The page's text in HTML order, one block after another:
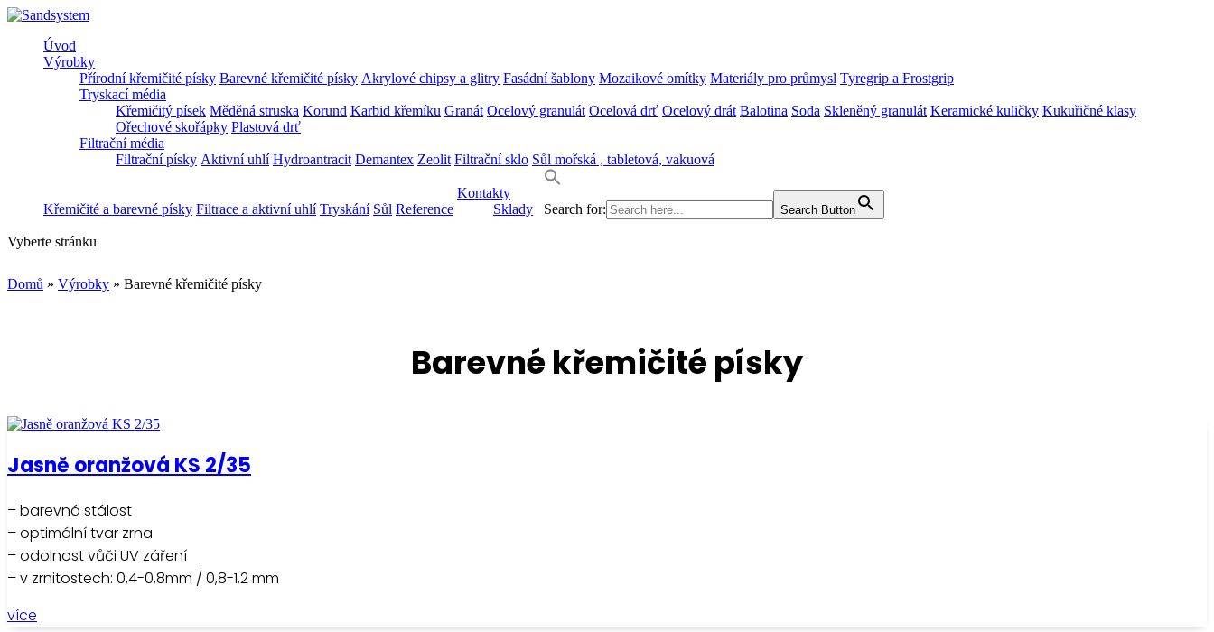
Úvod
Výrobky
Přírodní křemičité písky Barevné křemičité písky Akrylové chipsy a glitry Fasádní šablony Mozaikové omítky Materiály pro průmysl Tyregrip a Frostgrip
Tryskací média
Křemičitý písek Měděná struska Korund Karbid křemíku Granát Ocelový granulát Ocelová drť Ocelový drát Balotina Soda Skleněný granulát Keramické kuličky Kukuřičné klasy
Ořechové skořápky Plastová drť
Filtrační média
Filtrační písky Aktivní uhlí Hydroantracit Demantex Zeolit Filtrační sklo Sůl mořská , tabletová, vakuová
Křemičité a barevné písky Filtrace a aktivní uhlí Tryskání Sůl Reference
Kontakty
Sklady
Search for: Search Button
Vyberte stránku
Domů » Výrobky » Barevné křemičité písky
Barevné křemičité písky
Jasně oranžová KS 2/35
– barevná stálost
– optimální tvar zrna
– odolnost vůči UV záření
– v zrnitostech: 0,4-0,8mm / 0,8-1,2 mm
více